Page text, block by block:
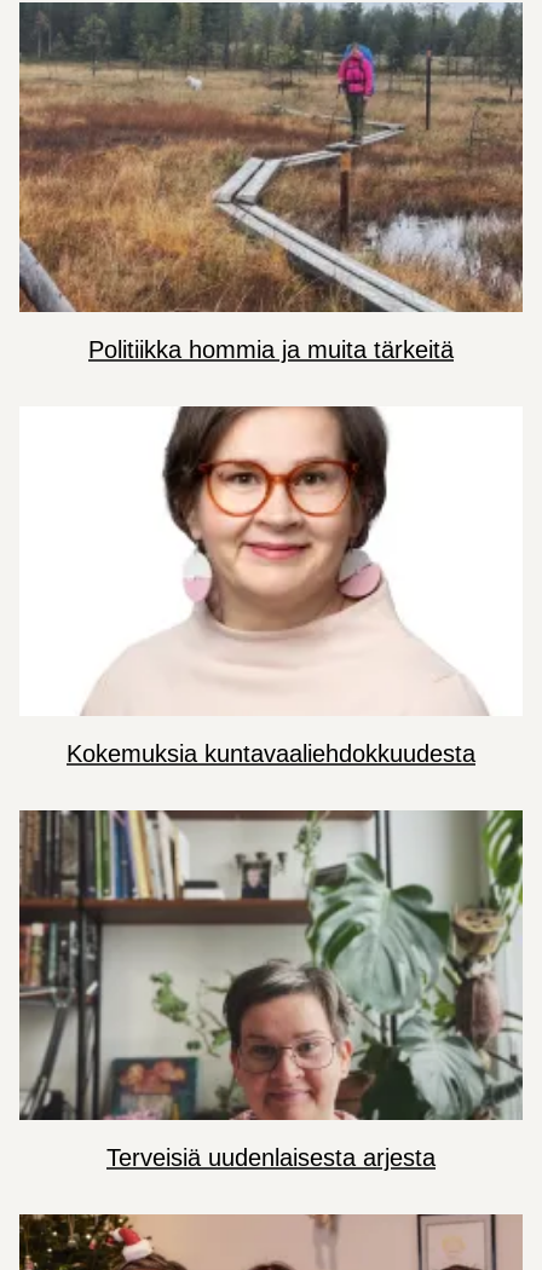
Politiikka hommia ja muita tärkeitä
Kokemuksia kuntavaaliehdokkuudesta
Terveisiä uudenlaisesta arjesta